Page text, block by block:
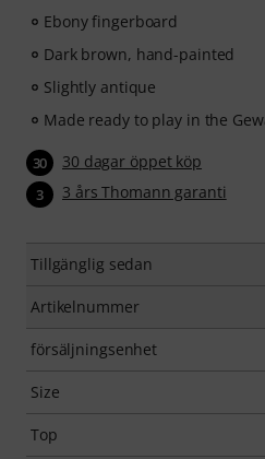
Ebony fingerboard
Dark brown, hand-painted
Slightly antique
Made ready to play in the
30 30 dagar öppet köp
3 3 års Thomann garanti
Tillgänglig sedan
Artikelnummer
försäljningsenhet
Size
Top